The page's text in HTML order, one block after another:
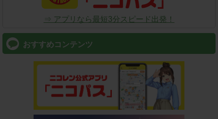
⇒ アプリなら最短3分スピード出発！
おすすめコンテンツ